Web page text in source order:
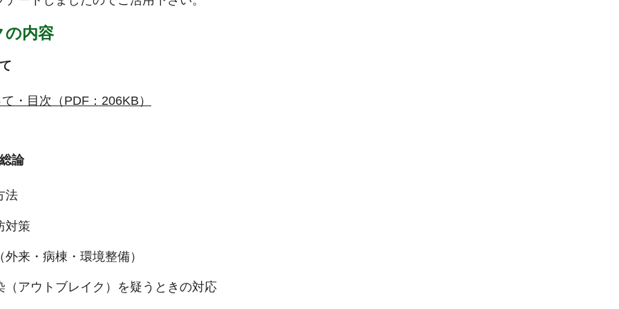
の内容
・目次（PDF：206KB）
論
法
対策
来・病棟・環境整備）
（アウトブレイク）を疑うときの対応